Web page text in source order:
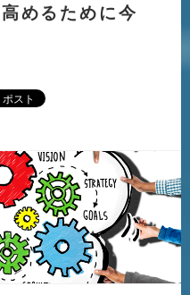
めるために今